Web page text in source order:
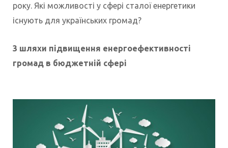
року. Які можливості у сфері сталої енергетики
існують для українських громад?
3 шляхи підвищення енергоефективності
громад в бюджетній сфері